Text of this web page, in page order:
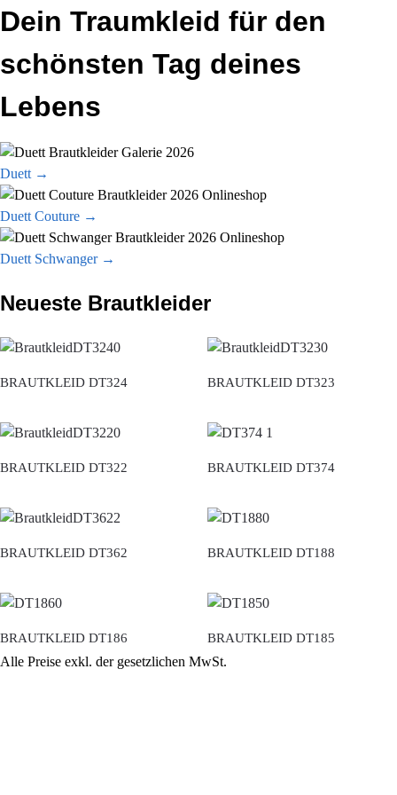
Dein Traumkleid für den
schönsten Tag deines
Lebens
Duett →
Duett Couture →
Duett Schwanger →
Neueste Brautkleider​
BRAUTKLEID DT324 BRAUTKLEID DT323
BRAUTKLEID DT322 BRAUTKLEID DT374
BRAUTKLEID DT362 BRAUTKLEID DT188
BRAUTKLEID DT186 BRAUTKLEID DT185
Alle Preise exkl. der gesetzlichen MwSt.